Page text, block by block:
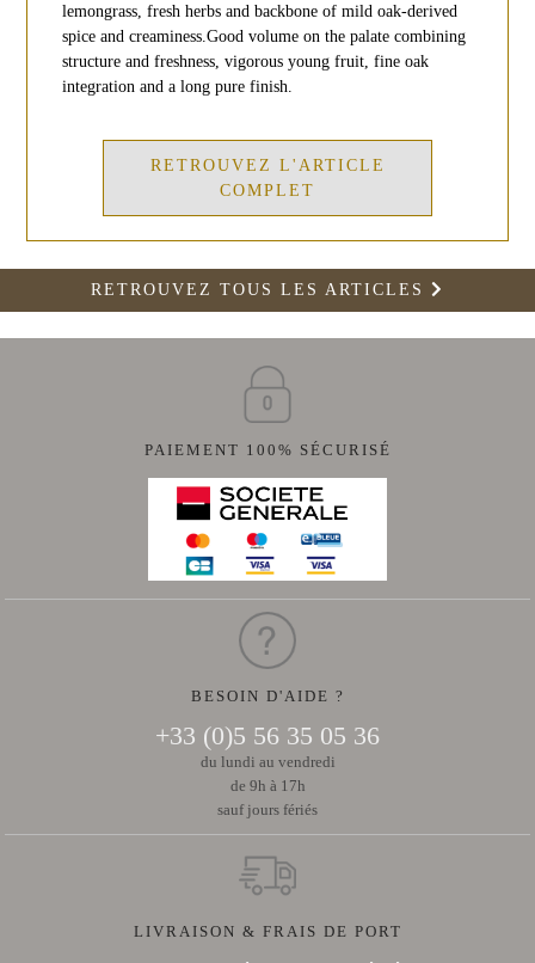
lemongrass, fresh herbs and backbone of mild oak-derived
spice and creaminess.Good volume on the palate combining
structure and freshness, vigorous young fruit, fine oak
integration and a long pure finish.
RETROUVEZ L'ARTICLE
COMPLET
RETROUVEZ TOUS LES ARTICLES
PAIEMENT 100% SÉCURISÉ
BESOIN D'AIDE ?
+33 (0)5 56 35 05 36
du lundi au vendredi
de 9h à 17h
sauf jours fériés
LIVRAISON & FRAIS DE PORT